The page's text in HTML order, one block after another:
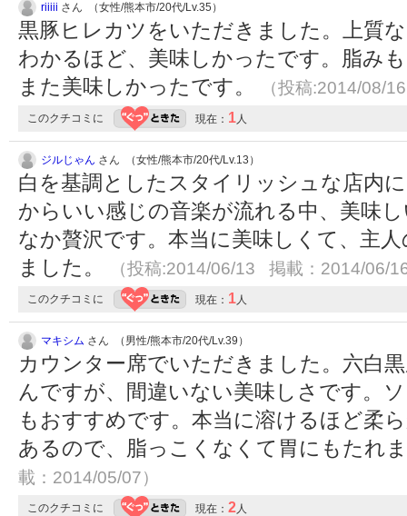
riiiii さん （女性/熊本市/20代/Lv.35）
黒豚ヒレカツをいただきました。上質
わかるほど、美味しかったです。脂み
また美味しかったです。
（投稿:2014/08/
このクチコミに 現在： 1人
ジルじゃん さん （女性/熊本市/20代/Lv.13）
白を基調としたスタイリッシュな店内
からいい感じの音楽が流れる中、美味
なか贅沢です。本当に美味しくて、主
ました。
（投稿:2014/06/13 掲載：2014/06/
このクチコミに 現在： 1人
マキシム さん （男性/熊本市/20代/Lv.39）
カウンター席でいただきました。六白
んですが、間違いない美味しさです。
もおすすめです。本当に溶けるほど柔
あるので、脂っこくなくて胃にもたれ
載：2014/05/07）
このクチコミに 現在： 2人